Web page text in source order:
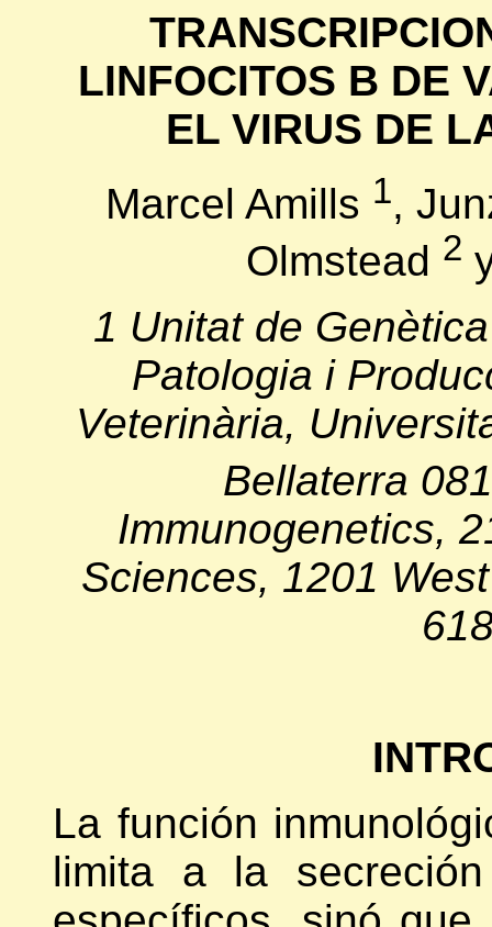
LINFOCITOS B DE
EL VIRUS DE
Marcel Amills 1,
Olmstead 2
1 Unitat de
Patologia i
Veterinària,
Bellaterra
Immunogenetics,
Sciences, 1201
La función
limita a la